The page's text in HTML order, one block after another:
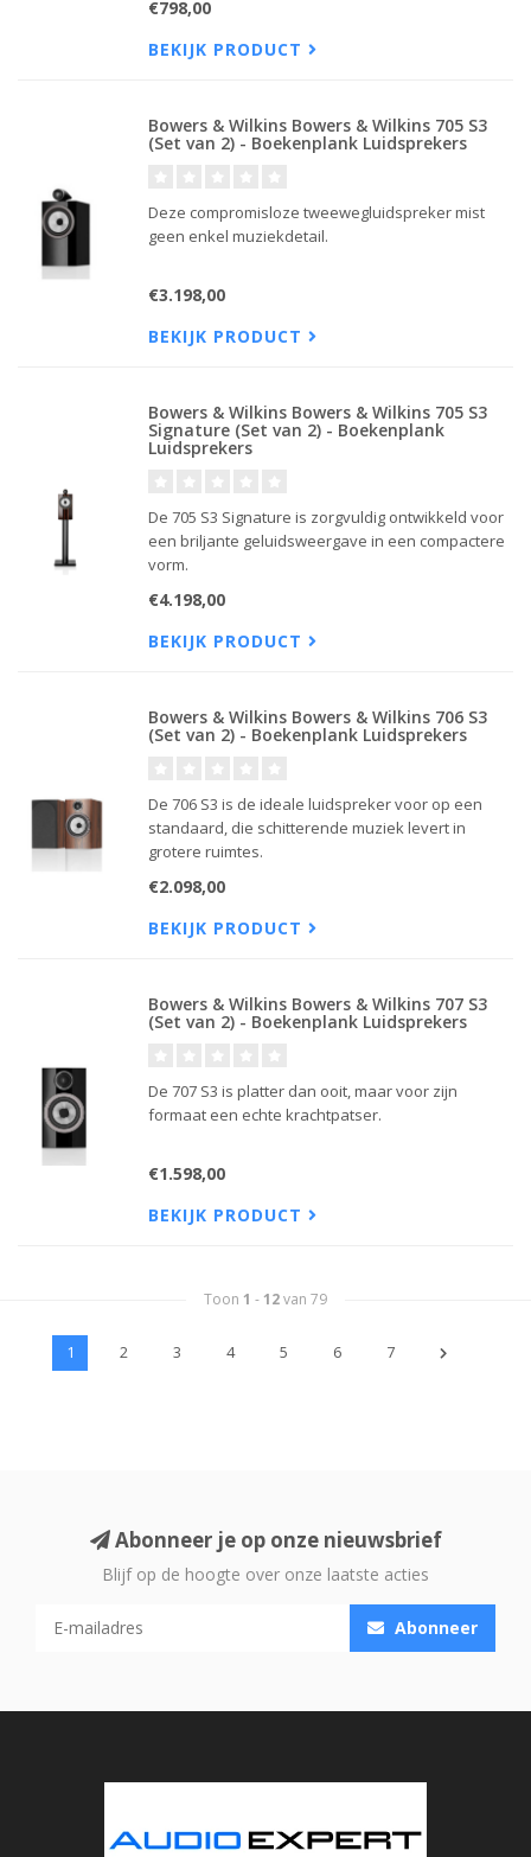
veelgeprezen Continuum-conus voor het laag en
midden.
€798,00
BEKIJK PRODUCT
Bowers & Wilkins Bowers & Wilkins 705 S3
(Set van 2) - Boekenplank Luidsprekers
Deze compromisloze tweewegluidspreker mist
geen enkel muziekdetail.
€3.198,00
BEKIJK PRODUCT
Bowers & Wilkins Bowers & Wilkins 705 S3
Signature (Set van 2) - Boekenplank
Luidsprekers
De 705 S3 Signature is zorgvuldig ontwikkeld voor
een briljante geluidsweergave in een compactere
vorm.
€4.198,00
BEKIJK PRODUCT
Bowers & Wilkins Bowers & Wilkins 706 S3
(Set van 2) - Boekenplank Luidsprekers
De 706 S3 is de ideale luidspreker voor op een
standaard, die schitterende muziek levert in
grotere ruimtes.
€2.098,00
BEKIJK PRODUCT
Bowers & Wilkins Bowers & Wilkins 707 S3
(Set van 2) - Boekenplank Luidsprekers
De 707 S3 is platter dan ooit, maar voor zijn
formaat een echte krachtpatser.
€1.598,00
BEKIJK PRODUCT
Toon 1 - 12van 79
1 2 3 4 5 6 7
Abonneer je op onze nieuwsbrief
Blijf op de hoogte over onze laatste acties
Abonneer